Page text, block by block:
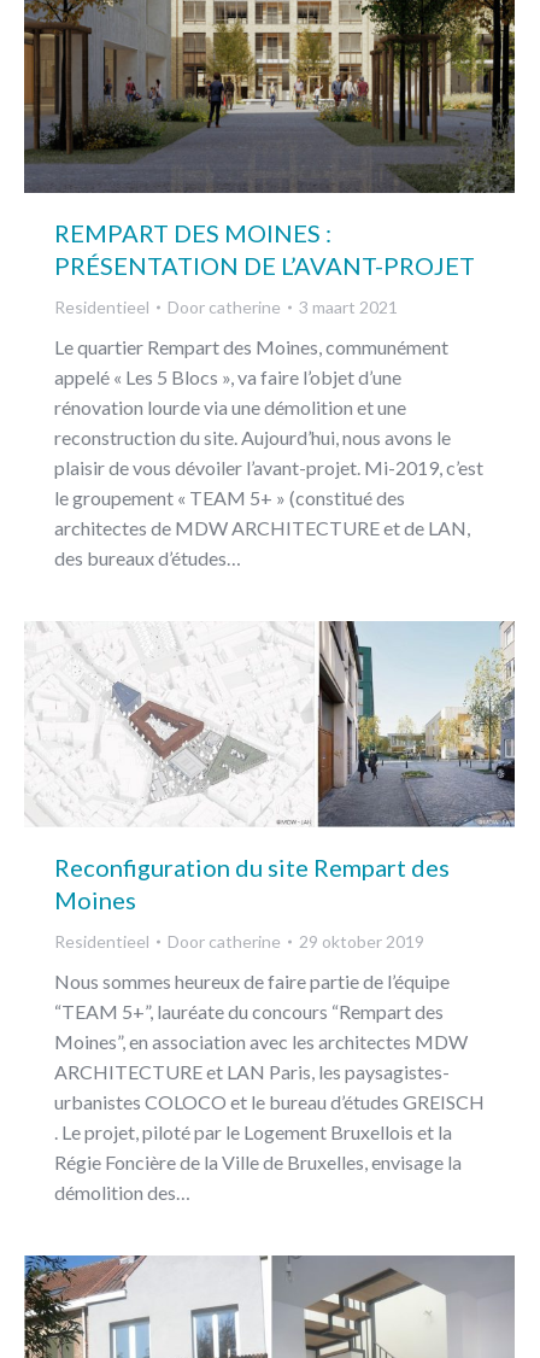
REMPART DES MOINES :
PRÉSENTATION DE L’AVANT-PROJET
Residentieel Door catherine 3 maart 2021
Le quartier Rempart des Moines, communément
appelé « Les 5 Blocs », va faire l’objet d’une
rénovation lourde via une démolition et une
reconstruction du site. Aujourd’hui, nous avons le
plaisir de vous dévoiler l’avant-projet. Mi-2019, c’est
le groupement « TEAM 5+ » (constitué des
architectes de MDW ARCHITECTURE et de LAN,
des bureaux d’études…
Reconfiguration du site Rempart des
Moines
Residentieel Door catherine 29 oktober 2019
Nous sommes heureux de faire partie de l’équipe
“TEAM 5+”, lauréate du concours “Rempart des
Moines”, en association avec les architectes MDW
ARCHITECTURE et LAN Paris, les paysagistes-
urbanistes COLOCO et le bureau d’études GREISCH
. Le projet, piloté par le Logement Bruxellois et la
Régie Foncière de la Ville de Bruxelles, envisage la
démolition des…